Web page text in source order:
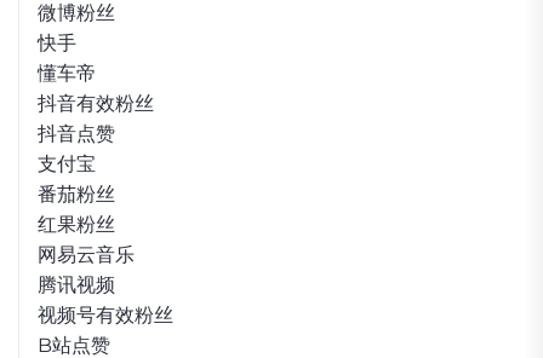
微博粉丝
快手
懂车帝
抖音有效粉丝
抖音点赞
支付宝
番茄粉丝
红果粉丝
网易云音乐
腾讯视频
视频号有效粉丝
B站点赞